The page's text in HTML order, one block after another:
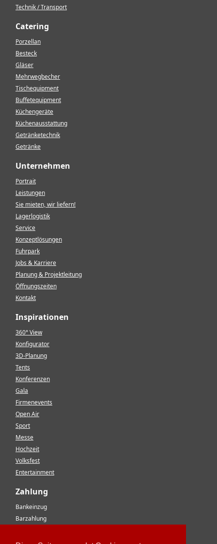
Technik / Transport
Catering
Porzellan
Besteck
Gläser
Mehrwegbecher
Tischequipment
Buffetequipment
Küchengeräte
Küchenausstattung
Getränketechnik
Getränke
Unternehmen
Portrait
Leistungen
Sie mieten, wir liefern!
Lagerlogistik
Service
Konzeptlösungen
Fuhrpark
Jobs & Karriere
Planung & Projektleitung
Öffnungszeiten
Kontakt
Inspirationen
360° View
Konfigurator
3D-Planung
Tents
Konferenzen
Gala
Firmenevents
Open Air
Sport
Messe
Hochzeit
Volksfest
Entertainment
Zahlung
Bankeinzug
Barzahlung
EC-Karte